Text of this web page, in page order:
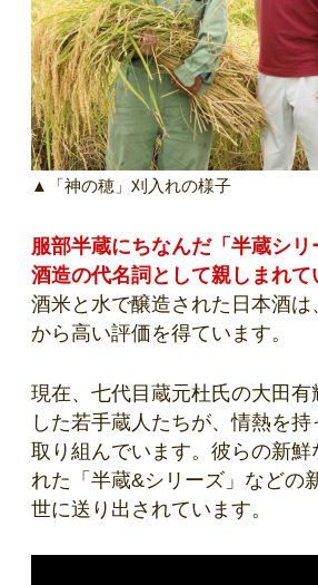
▲「神の穂」刈入れの様子
服部半蔵にちなんだ「半蔵シリ
酒造の代名詞として親しまれて
酒米と水で醸造された日本酒は
から高い評価を得ています。
現在、七代目蔵元杜氏の大田有
した若手蔵人たちが、情熱を
取り組んでいます。彼らの新鮮
れた「半蔵&シリーズ」などの
世に送り出されています。